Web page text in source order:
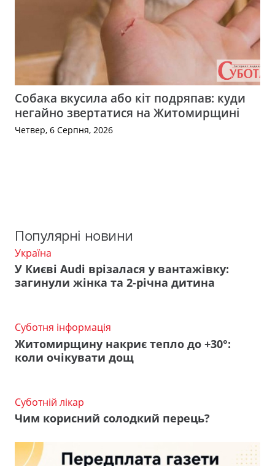
Собака вкусила або кіт подряпав: куди
негайно звертатися на Житомирщині
Четвер, 6 Серпня, 2026
Популярні новини
Україна
У Києві Audi врізалася у вантажівку:
загинули жінка та 2-річна дитина
Суботня інформація
Житомирщину накриє тепло до +30°:
коли очікувати дощ
Суботній лікар
Чим корисний солодкий перець?